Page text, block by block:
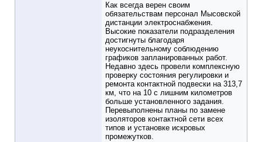
Как всегда верен своим
обязательствам персонал Мысовской
дистанции электроснабжения.
Высокие показатели подразделения
достигнуты благодаря
неукоснительному соблюдению
графиков запланированных работ.
Недавно здесь провели комплексную
проверку состояния регулировки и
ремонта контактной подвески на 313,7
км, что на 10 с лишним километров
больше установленного задания.
Перевыполнены планы по замене
изоляторов контактной сети всех
типов и установке искровых
промежутков.